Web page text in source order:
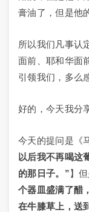
膏油了，但是他
所以我们凡事认
面前、耶和华面
引领我们，多么
好的，今天我分
今天的提问是《
以后我不再喝这
的那日子。”】
个器皿盛满了醋
在牛膝草上，送